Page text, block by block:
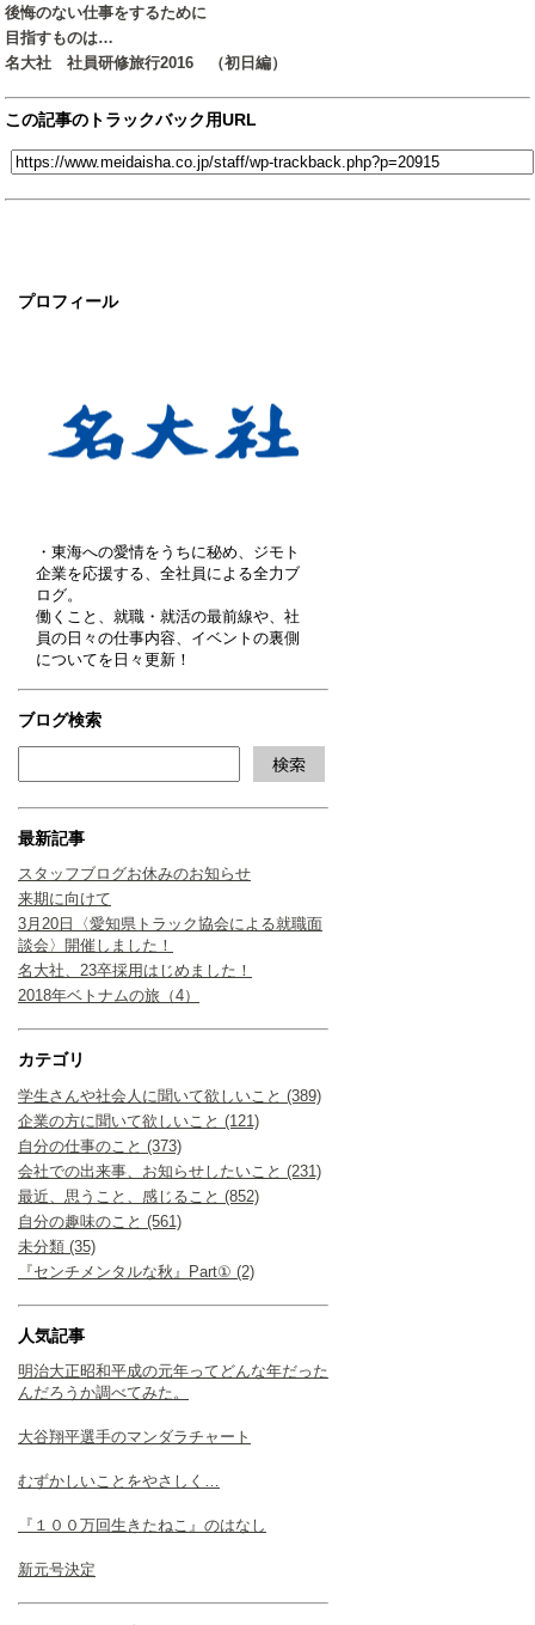
プロフィール
・東海への愛情をうちに秘め、ジモト
企業を応援する、全社員による全力ブ
ログ。
働くこと、就職・就活の最前線や、社
員の日々の仕事内容、イベントの裏側
についてを日々更新！
ブログ検索
最新記事
スタッフブログお休みのお知らせ
来期に向けて
3月20日〈愛知県トラック協会による就職面
談会〉開催しました！
名大社、23卒採用はじめました！
2018年ベトナムの旅（4）
カテゴリ
学生さんや社会人に聞いて欲しいこと (389)
企業の方に聞いて欲しいこと (121)
自分の仕事のこと (373)
会社での出来事、お知らせしたいこと (231)
最近、思うこと、感じること (852)
自分の趣味のこと (561)
未分類 (35)
『センチメンタルな秋』Part① (2)
人気記事
明治大正昭和平成の元年ってどんな年だった
んだろうか調べてみた。
大谷翔平選手のマンダラチャート
むずかしいことをやさしく…
『１００万回生きたねこ』のはなし
新元号決定
後悔のない仕事をするために
目指すものは…
名大社 社員研修旅行2016 （初日編）
この記事のトラックバック用URL